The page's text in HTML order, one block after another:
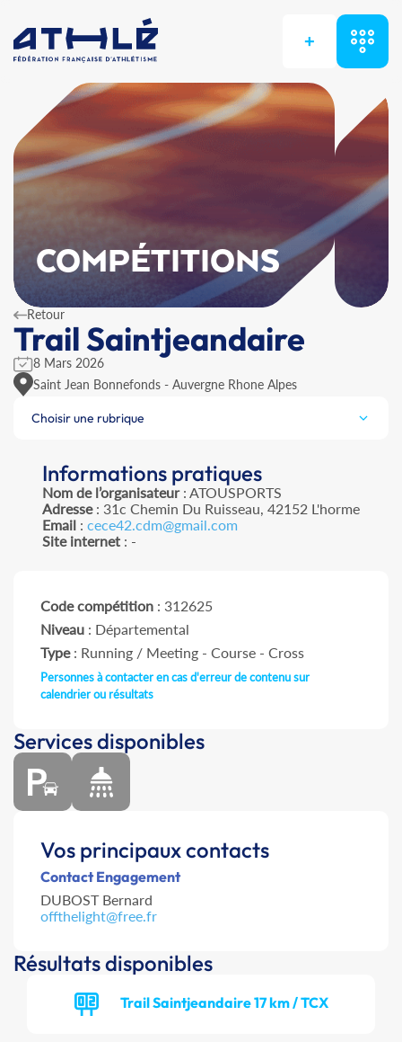
+
COMPÉTITIONS
Retour
Trail Saintjeandaire
8 Mars 2026
Saint Jean Bonnefonds - Auvergne Rhone Alpes
Choisir une rubrique
Informations pratiques
Nom de l’organisateur: ATOUSPORTS
Adresse: 31c Chemin Du Ruisseau, 42152 L'horme
Email : cece42.cdm@gmail.com
Site internet : -
Code compétition : 312625
Niveau : Départemental
Type: Running / Meeting - Course - Cross
Personnes à contacter en cas d'erreur de contenu sur
calendrier ou résultats
Services disponibles
Vos principaux contacts
Contact Engagement
DUBOST Bernard
offthelight@free.fr
Résultats disponibles
Trail Saintjeandaire 17 km / TCX